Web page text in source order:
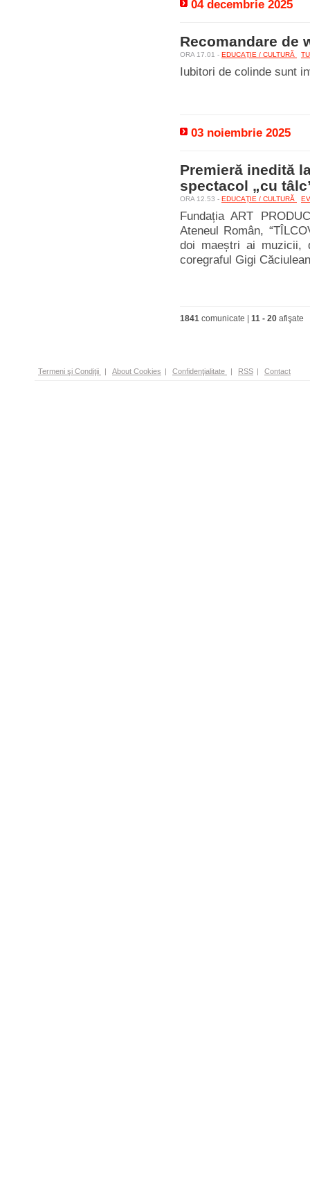
04 decembrie 2025
Recomandare de
ORA 17.01 - EDUCAŢIE / CULTURĂ
Iubitori de colinde sunt
03 noiembrie 2025
Premieră inedită
spectacol „cu
ORA 12.53 - EDUCAŢIE / CULTURĂ
Fundația ART
Ateneul Român,
doi maeștri ai muzicii,
coregraful Gigi
1841 comunicate | 11 - 20 afişate
Termeni şi Condiţii | About Cookies | Confidenţialitate | RSS | Contact